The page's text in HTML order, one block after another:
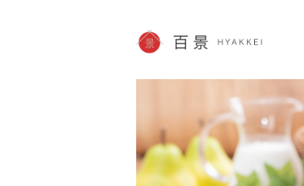
SHOPPING
JP info